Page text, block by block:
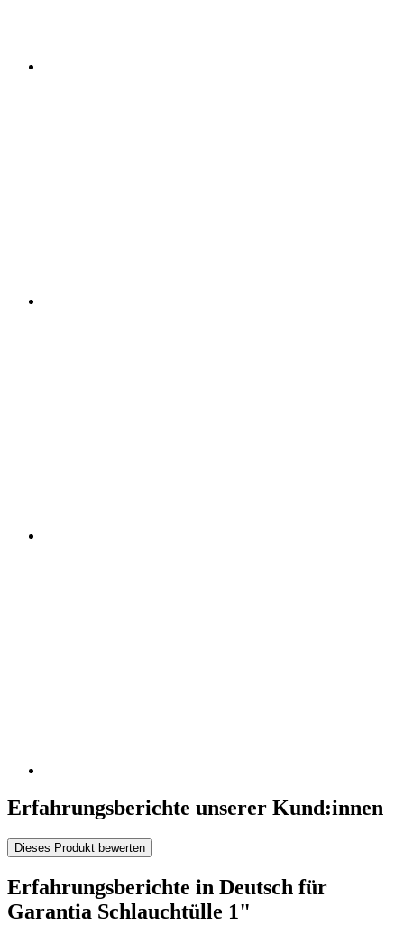
Erfahrungsberichte unserer Kund:innen
Dieses Produkt bewerten
Erfahrungsberichte in Deutsch für
Garantia Schlauchtülle 1"